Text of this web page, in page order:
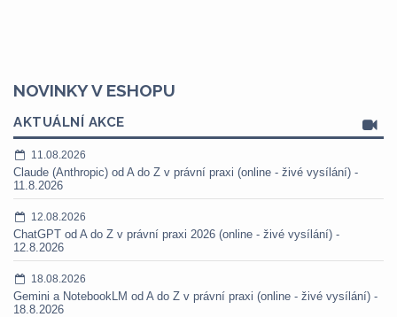
NOVINKY V ESHOPU
AKTUÁLNÍ AKCE
11.08.2026
Claude (Anthropic) od A do Z v právní praxi (online - živé vysílání) -
11.8.2026
12.08.2026
ChatGPT od A do Z v právní praxi 2026 (online - živé vysílání) -
12.8.2026
18.08.2026
Gemini a NotebookLM od A do Z v právní praxi (online - živé vysílání) -
18.8.2026